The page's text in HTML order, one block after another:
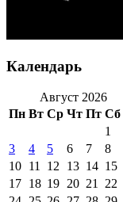
Календарь
Август 2026
Пн Вт Ср Чт Пт Сб
1
3
4 5 6 7 8
10 11 12 13 14 15
17 18 19 20 21 22